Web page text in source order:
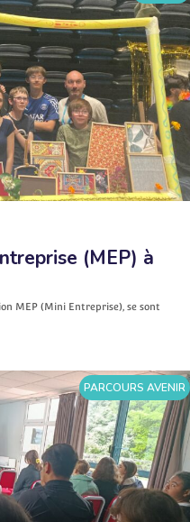
(MEP) à
MEP (Mini Entreprise), se sont
PARCOURS AVENIR